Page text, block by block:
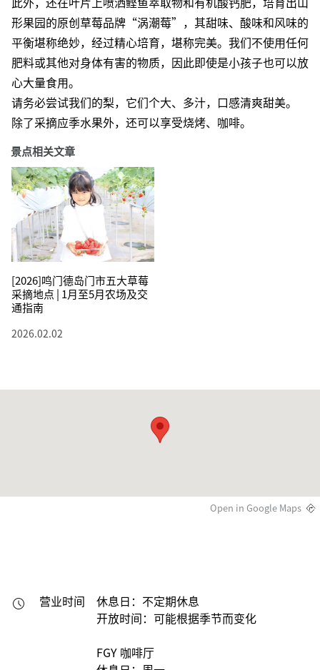
形果园的原创草莓品牌“涡潮莓”，其甜味、酸味和风味的
平衡堪称绝妙，经过精心培育，堪称完美。我们不使用任何
肥料或其他对身体有害的物质，因此即使是小孩子也可以放
心大量食用。
请务必尝试我们的梨，它们个大、多汁，口感清爽甜美。
除了采摘应季水果外，还可以享受烧烤、咖啡。
景点相关文章
[2026]鸣门德岛门市五大草莓
采摘地点 | 1月至5月农场及交
通指南
2026.02.02
Open in Google Maps
营业时间
休息日：不定期休息
开放时间：可能根据季节而变化
FGY 咖啡厅